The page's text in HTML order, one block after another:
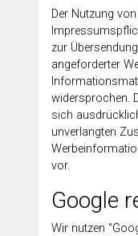
Der Nutzung
zur
angeforderter
widersprochen.
sich
unverlangten
vor.
Google
Wir nutzen